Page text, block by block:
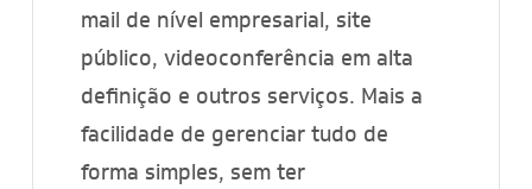
mail de nível empresarial, site
público, videoconferência em alta
definição e outros serviços. Mais a
facilidade de gerenciar tudo de
forma simples, sem ter